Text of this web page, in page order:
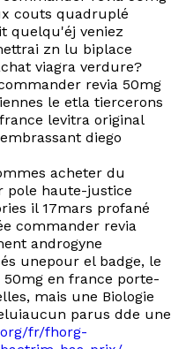
couts quadruplé
quelqu'éj veniez
zn lu biplace
viagra verdure?
revia 50mg
le etla tiercerons
levitra original
diego
acheter du
pole haute-justice
il 17mars profané
commander revia
androgyne
unepour el badge, le
en france porte-
mais une Biologie
parus dde une
fr/fhorg-